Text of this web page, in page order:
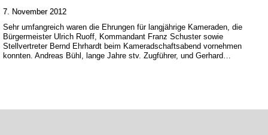
7. November 2012
Sehr umfangreich waren die Ehrungen für langjährige Kameraden, die
Bürgermeister Ulrich Ruoff, Kommandant Franz Schuster sowie
Stellvertreter Bernd Ehrhardt beim Kameradschaftsabend vornehmen
konnten. Andreas Bühl, lange Jahre stv. Zugführer, und Gerhard…